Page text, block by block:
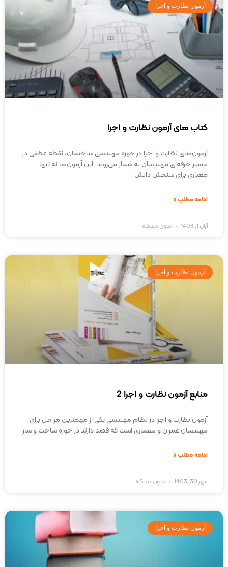
أزمون نظارت و اجرا
کتاب های آزمون نظارت و اجرا
آزمون‌های نظارت و اجرا در حوزه مهندسی ساختمان، نقطه عطفی در
مسیر حرفه‌ای مهندسان به شمار می‌روند. این آزمون‌ها نه تنها
معیاری برای سنجش دانش
ادامه مطلب »
آبان 1, 1403 بدون دیدگاه
أزمون نظارت و اجرا
منابع آزمون نظارت و اجرا 2
آزمون نظارت و اجرا در نظام مهندسی یکی از مهمترین مراحل برای
مهندسان عمران و معماری است که قصد دارند در حوزه ساخت و ساز
ادامه مطلب »
مهر 30, 1403 بدون دیدگاه
أزمون نظارت و اجرا